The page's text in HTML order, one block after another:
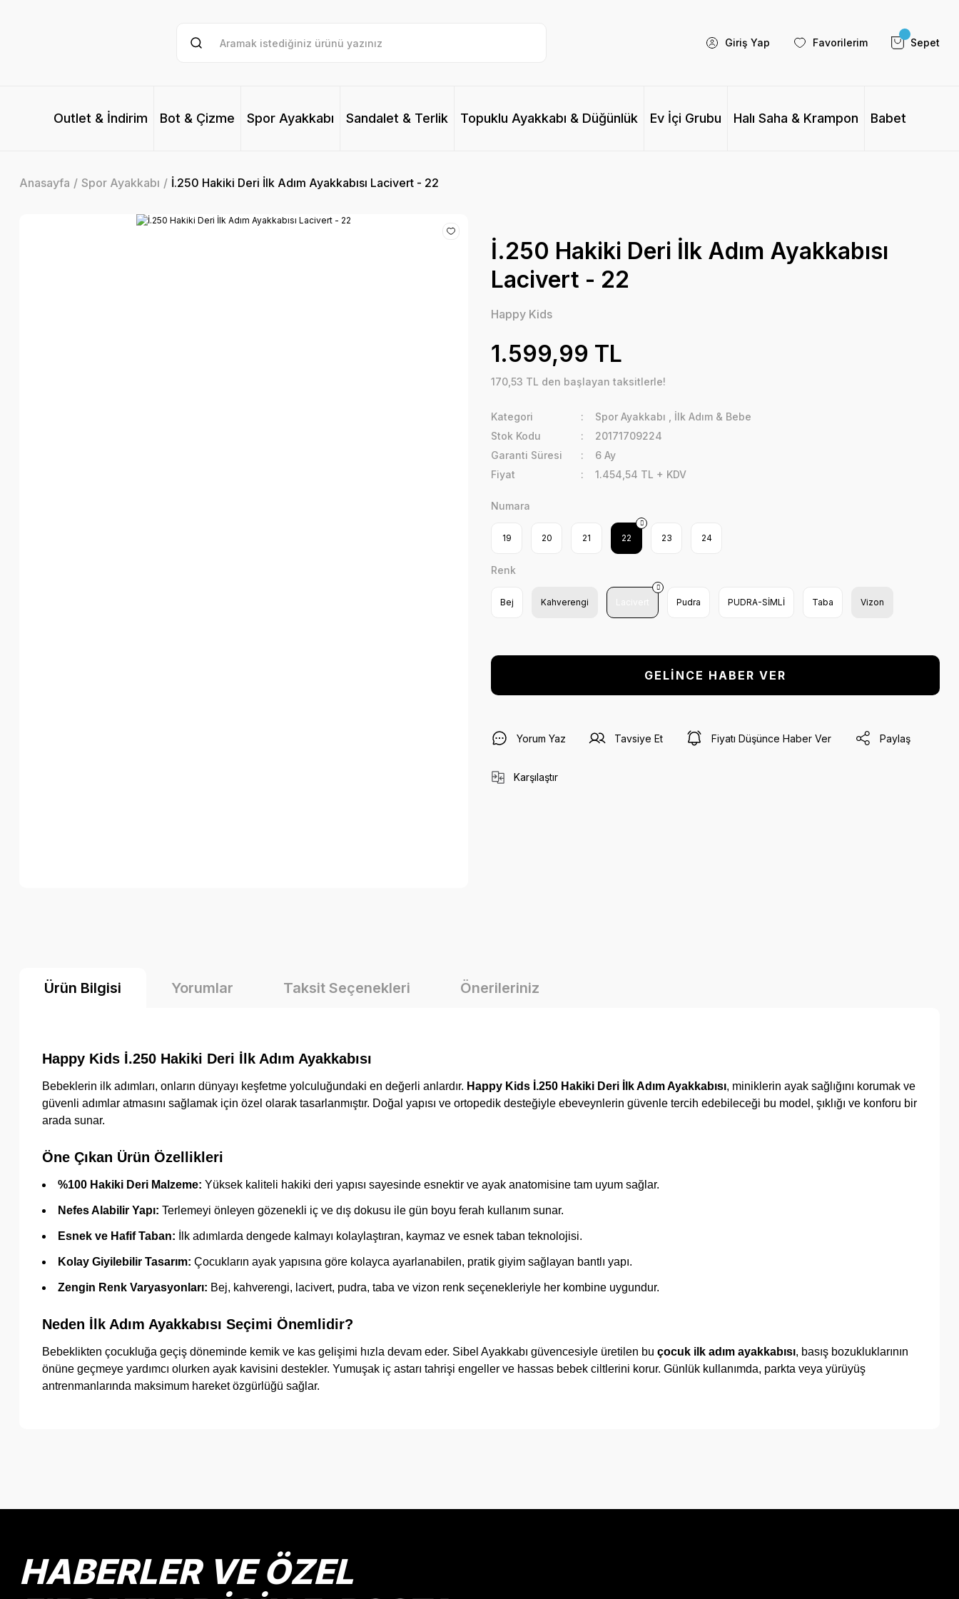
Giriş Yap Favorilerim Sepet
Outlet & İndirim Bot & Çizme Spor Ayakkabı Sandalet & Terlik Topuklu Ayakkabı & Düğünlük Ev İçi Grubu Halı Saha & Krampon Babet
Anasayfa Spor Ayakkabı İ.250 Hakiki Deri İlk Adım Ayakkabısı Lacivert - 22
İ.250 Hakiki Deri İlk Adım Ayakkabısı
Lacivert - 22
Happy Kids
1.599,99 TL
170,53 TL den başlayan taksitlerle!
Kategori Spor Ayakkabı
İlk Adım & Bebe
Stok Kodu
20171709224
Garanti Süresi
6 Ay
Fiyat
1.454,54 TL + KDV
Numara
19 20 21 22 23 24
Renk
Bej Kahverengi Pudra PUDRA-SİMLİ Taba Vizon
GELİNCE HABER VER
Yorum Yaz Tavsiye Et Fiyatı Düşünce Haber Ver Paylaş
Karşılaştır
Ürün Bilgisi Yorumlar Taksit Seçenekleri Önerileriniz
Happy Kids İ.250 Hakiki Deri İlk Adım Ayakkabısı
Bebeklerin ilk adımları, onların dünyayı keşfetme yolculuğundaki en değerli anlardır. Happy Kids İ.250 Hakiki Deri İlk Adım Ayakkabısı, miniklerin ayak sağlığını korumak ve
güvenli adımlar atmasını sağlamak için özel olarak tasarlanmıştır. Doğal yapısı ve ortopedik desteğiyle ebeveynlerin güvenle tercih edebileceği bu model, şıklığı ve konforu bir
arada sunar.
Öne Çıkan Ürün Özellikleri
%100 Hakiki Deri Malzeme: Yüksek kaliteli hakiki deri yapısı sayesinde esnektir ve ayak anatomisine tam uyum sağlar.
Nefes Alabilir Yapı: Terlemeyi önleyen gözenekli iç ve dış dokusu ile gün boyu ferah kullanım sunar.
Esnek ve Hafif Taban: İlk adımlarda dengede kalmayı kolaylaştıran, kaymaz ve esnek taban teknolojisi.
Kolay Giyilebilir Tasarım: Çocukların ayak yapısına göre kolayca ayarlanabilen, pratik giyim sağlayan bantlı yapı.
Zengin Renk Varyasyonları: Bej, kahverengi, lacivert, pudra, taba ve vizon renk seçenekleriyle her kombine uygundur.
Neden İlk Adım Ayakkabısı Seçimi Önemlidir?
Bebeklikten çocukluğa geçiş döneminde kemik ve kas gelişimi hızla devam eder. Sibel Ayakkabı güvencesiyle üretilen bu çocuk ilk adım ayakkabısı, basış bozukluklarının
önüne geçmeye yardımcı olurken ayak kavisini destekler. Yumuşak iç astarı tahrişi engeller ve hassas bebek ciltlerini korur. Günlük kullanımda, parkta veya yürüyüş
antrenmanlarında maksimum hareket özgürlüğü sağlar.
Ürün resmi kalitesiz, bozuk veya görüntülenemiyor.
Ürün fiyatı diğer sitelerden daha pahalı.
Bu ürüne benzer farklı alternatifler olmalı.
HABERLER VE ÖZEL